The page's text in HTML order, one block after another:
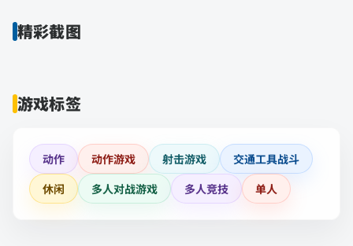
精彩截图
游戏标签
动作 动作游戏 射击游戏
交通工具战斗
休闲
多人对战游戏 多人竞技 单人